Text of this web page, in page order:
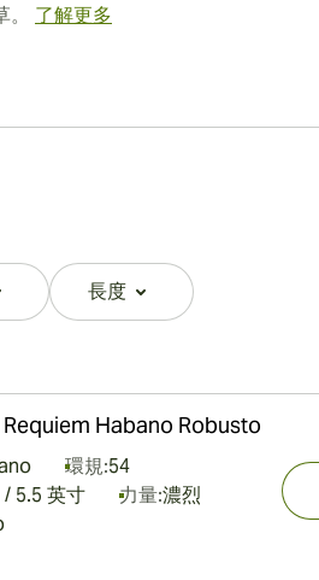
了解更多
長度
filter
Habano Robusto
環規:54
5.5 英寸 力量:濃烈